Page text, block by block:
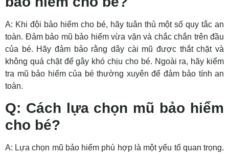
A: Khi đội bảo hiểm cho bé, hãy tuân thủ một số quy tắc an
toàn. Đảm bảo mũ bảo hiểm vừa vặn và chắc chắn trên đầu
của bé. Hãy đảm bảo rằng dây cài mũ được thắt chặt và
không quá chặt để gây khó chịu cho bé. Ngoài ra, hãy kiểm
tra mũ bảo hiểm của bé thường xuyên để đảm bảo tính an
toàn.
Q: Cách lựa chọn mũ bảo hiểm
cho bé?
A: Lựa chọn mũ bảo hiểm phù hợp là một yếu tố quan trọng.